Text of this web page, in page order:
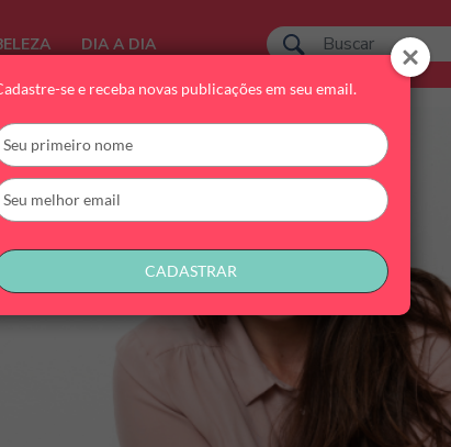
DIA A DIA
se e receba novas publicações em seu email.
CADASTRAR